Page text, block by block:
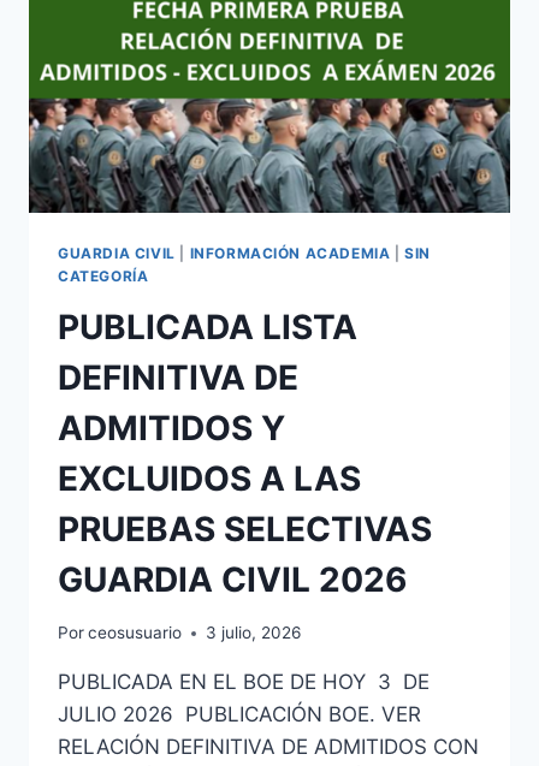
GUARDIA CIVIL INFORMACIÓN ACADEMIA |SIN
CATEGORÍA
PUBLICADA LISTA
DEFINITIVA DE
ADMITIDOS Y
EXCLUIDOS A LAS
PRUEBAS SELECTIVAS
GUARDIA CIVIL 2026
Porceosusuario 3 julio, 2026
PUBLICADA EN EL BOE DE HOY 3 DE
JULIO 2026 PUBLICACIÓN BOE. VER
RELACIÓN DEFINITIVA DE ADMITIDOS CON